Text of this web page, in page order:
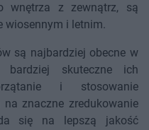
wnętrza z zewnątrz, są
wiosennym i letnim.
są najbardziej obecne w
skuteczne ich
i stosowanie
znaczne zredukowanie
się na lepszą jakość